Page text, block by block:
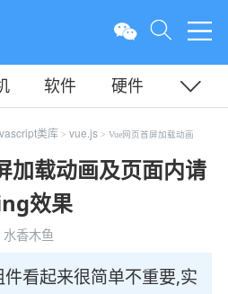
软件
硬件
类库> vue.js> Vue网页首屏加载动画
加载动画及页面内请
效果
香木鱼
看起来很简单不重要,实